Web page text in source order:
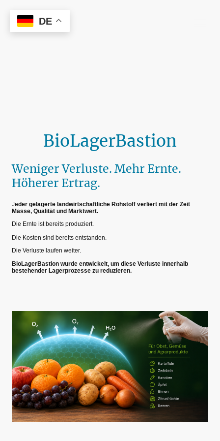
HAIHES
BioLagerBastion
Weniger Verluste. Mehr Ernte.
Höherer Ertrag.
Jeder gelagerte landwirtschaftliche Rohstoff verliert mit der Zeit
Masse, Qualität und Marktwert.
Die Ernte ist bereits produziert.
Die Kosten sind bereits entstanden.
Die Verluste laufen weiter.
BioLagerBastion wurde entwickelt, um diese Verluste innerhalb
bestehender Lagerprozesse zu reduzieren.
DE